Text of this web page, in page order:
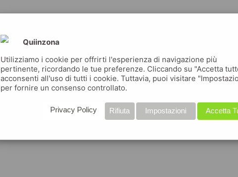
Quiinzona
Utilizziamo i cookie per offrirti l'esperienza di navigazione più
pertinente, ricordando le tue preferenze. Cliccando su "Accetta
acconsenti all'uso di tutti i cookie. Tuttavia, puoi visitare
per fornire un consenso controllato.
Accetta
Impostazioni
Rifiuta
Privacy Policy